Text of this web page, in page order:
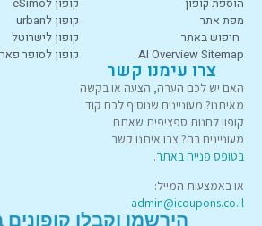
מפת אתר
חיפוש באתר
AI Overview Sitemap
קופון לurban
קופון לישרוטל
קופון לסופר
צרו עימנו קשר
האם יש לכם הערה, הצעה או בקשה
מאיתנו? מעוניינים שנוסיף לכם קוד
קופון לחנות ספציפית שאתם
מעוניינים בה? צרו איתנו קשר
בטופס פנייה באתר.
או באמצעות המייל:
admin@icoupons.co.il
הירשמו וקבלו קופונים